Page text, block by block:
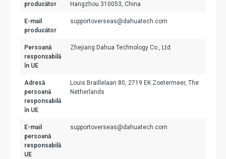
producător
Hangzhou 310053, China
E-mail
producător
supportoverseas@dahuatech.com
Persoană
responsabilă
în UE
Zhejiang Dahua Technology Co., Ltd.
Adresă
persoană
responsabilă
în UE
Louis Braillelaan 80, 2719 EK Zoetermeer, The
Netherlands
E-mail
persoană
responsabilă
UE
supportoverseas@dahuatech.com